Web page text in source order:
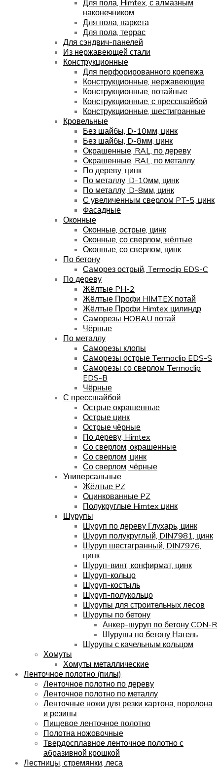
Для пола, Himtex, с алмазным
наконечником
Для пола, паркета
Для пола, террас
Для сэндвич-панелей
Из нержавеющей стали
Конструкционные
Для перфорированного крепежа
Конструкционные, нержавеющие
Конструкционные, потайные
Конструкционные, с прессшайбой
Конструкционные, шестигранные
Кровельные
Без шайбы, D-10мм, цинк
Без шайбы, D-8мм, цинк
Окрашенные, RAL, по дереву
Окрашенные, RAL, по металлу
По дереву, цинк
По металлу, D-10мм, цинк
По металлу, D-8мм, цинк
С увеличенным сверлом PT-5, цинк
Фасадные
Оконные
Оконные, острые, цинк
Оконные, со сверлом, жёлтые
Оконные, со сверлом, цинк
По бетону
Саморез острый, Termoclip EDS-C
По дереву
Жёлтые PH-2
Жёлтые Профи HIMTEX потай
Жёлтые Профи Himtex цилиндр
Саморезы HOBAU потай
Чёрные
По металлу
Саморезы клопы
Саморезы острые Termoclip EDS-S
Саморезы со сверлом Termoclip
EDS-B
Чёрные
С прессшайбой
Острые окрашенные
Острые цинк
Острые чёрные
По дереву, Himtex
Со сверлом, окрашенные
Со сверлом, цинк
Со сверлом, чёрные
Универсальные
Жёлтые PZ
Оцинкованные PZ
Полукруглые Himtex цинк
Шурупы
Шуруп по дереву Глухарь, цинк
Шуруп полукруглый, DIN7981, цинк
Шуруп шестагранный, DIN7976,
цинк
Шуруп-винт, конфирмат, цинк
Шуруп-кольцо
Шуруп-костыль
Шуруп-полукольцо
Шурупы для строительных лесов
Шурупы по бетону
Анкер-шуруп по бетону CON-R
Шурупы по бетону Нагель
Шурупы с качельным кольцом
Хомуты
Хомуты металлические
Ленточное полотно (пилы)
Ленточное полотно по дереву
Ленточное полотно по металлу
Ленточные ножи для резки картона, поролона
и резины
Пищевое ленточное полотно
Полотна ножовочные
Твердосплавное ленточное полотно с
абразивной крошкой
Лестницы, стремянки, леса